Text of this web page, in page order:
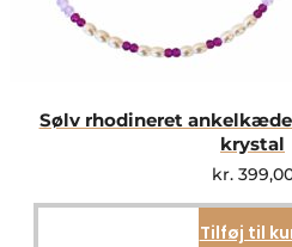
Sølv rhodineret
krystal
kr.
Tilføj til